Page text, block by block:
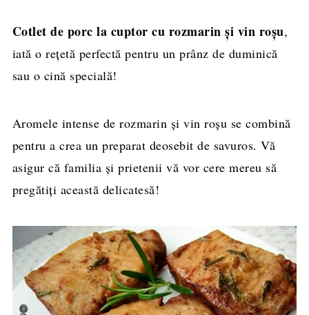
Cotlet de porc la cuptor cu rozmarin şi vin roşu,
iată o rețetă perfectă pentru un prânz de duminică
sau o cină specială!
Aromele intense de rozmarin și vin roșu se combină
pentru a crea un preparat deosebit de savuros. Vă
asigur că familia și prietenii vă vor cere mereu să
pregătiți această delicatesă!